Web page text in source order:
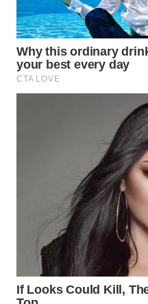
TOBA
WN
NIAS
WN
TANJUNG
LESUNG
WN
KARO